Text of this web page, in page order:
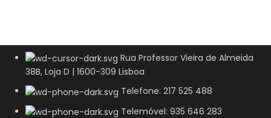
Rua Professor Vieira de Almeida
38B, Loja D | 1600-309 Lisboa
Telefone: 217 525 488
Telemóvel: 935 646 283